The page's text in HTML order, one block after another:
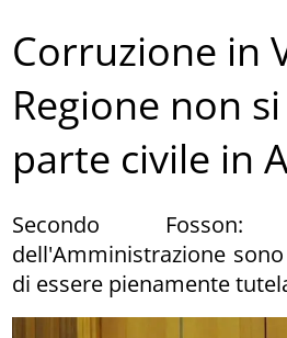
Corruzione in
Regione non
parte civile in
Secondo
dell'Amministrazione
di essere pienamente